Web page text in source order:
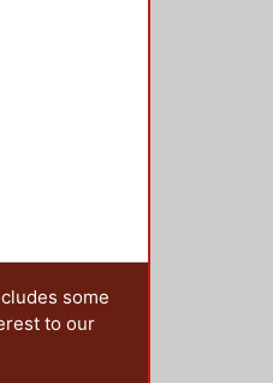
some
to our